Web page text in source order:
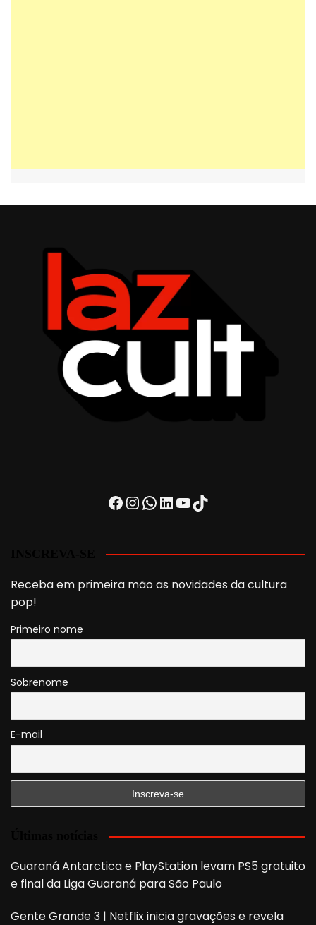
Facebook
Instagram
WhatsApp
LinkedIn
Youtube
TikTok
Receba em primeira mão as novidades da cultura
pop!
Primeiro nome
Sobrenome
E-mail
Guaraná Antarctica e PlayStation levam PS5 gratuito
e final da Liga Guaraná para São Paulo
Gente Grande 3 | Netflix inicia gravações e revela